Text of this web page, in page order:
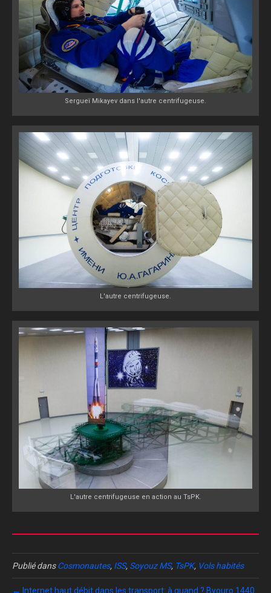
Sergueï Mikayev dans l'autre centrifugeuse.
L'autre centrifugeuse.
L'autre centrifugeuse en action au TsPK.
Publié dansCosmonautes, ISS, Soyouz MS, TsPK, Vols habités
← Internet haut débit dans les transport: à quand ? Byouro 1440